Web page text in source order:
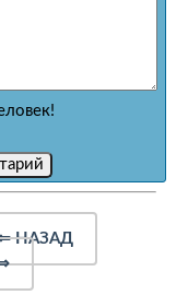
НАЗАД